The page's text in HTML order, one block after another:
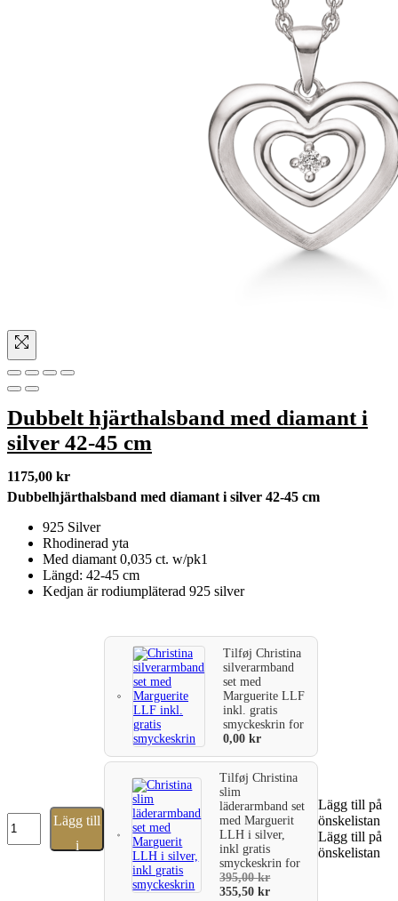
Dubbelt hjärthalsband med diamant i
silver 42-45 cm
1175,00 kr
Dubbelhjärthalsband med diamant i silver 42-45 cm
925 Silver
Rhodinerad yta
Med diamant 0,035 ct. w/pk1
Längd: 42-45 cm
Kedjan är rodiumpläterad 925 silver
hjärthalsband
Lägg till
i
TilføjChristina
silverarmband
set med
Marguerite LLF
inkl. gratis
smyckeskrinfor
0,00kr
TilføjChristina
slim
läderarmband set
med Marguerit
LLH i silver,
inkl gratis
smyckeskrinfor
395,00kr
355,50kr
Lägg till på
önskelistan
Lägg till på
önskelistan